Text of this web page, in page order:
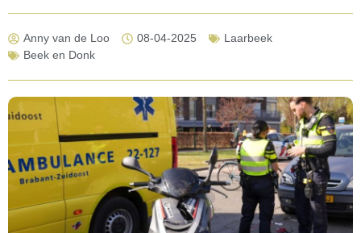
Anny van de Loo 08-04-2025
Laarbeek
Beek en Donk